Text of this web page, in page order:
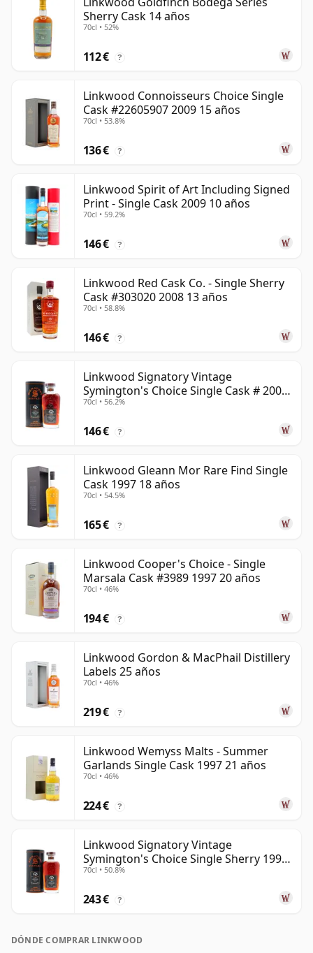
Sherry Cask 14 años
70cl • 52%
112 € ?
Linkwood Connoisseurs Choice Single
Cask #22605907 2009 15 años
70cl • 53.8%
136 € ?
Linkwood Spirit of Art Including Signed
Print - Single Cask 2009 10 años
70cl • 59.2%
146 € ?
Linkwood Red Cask Co. - Single Sherry
Cask #303020 2008 13 años
70cl • 58.8%
146 € ?
Linkwood Signatory Vintage
Symington's Choice Single Cask # 2009
15 años
70cl • 56.2%
146 € ?
Linkwood Gleann Mor Rare Find Single
Cask 1997 18 años
70cl • 54.5%
165 € ?
Linkwood Cooper's Choice - Single
Marsala Cask #3989 1997 20 años
70cl • 46%
194 € ?
Linkwood Gordon & MacPhail Distillery
Labels 25 años
70cl • 46%
219 € ?
Linkwood Wemyss Malts - Summer
Garlands Single Cask 1997 21 años
70cl • 46%
224 € ?
Linkwood Signatory Vintage
Symington's Choice Single Sherry 1995
30 años
70cl • 50.8%
243 € ?
DÓNDE COMPRAR LINKWOOD